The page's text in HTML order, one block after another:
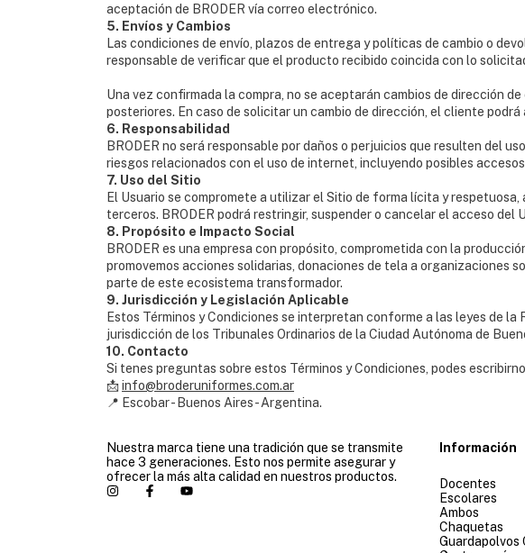
aceptación de BRODER vía correo electrónico.
5. Envíos y Cambios
Las condiciones de envío, plazos de entrega y políticas de cambio o
responsable de verificar que el producto recibido coincida con lo
Una vez confirmada la compra, no se aceptarán cambios de dirección
posteriores. En caso de solicitar un cambio de dirección, el cliente
6. Responsabilidad
BRODER no será responsable por daños o perjuicios que resulten del
riesgos relacionados con el uso de internet, incluyendo posibles
7. Uso del Sitio
El Usuario se compromete a utilizar el Sitio de forma lícita y
terceros. BRODER podrá restringir, suspender o cancelar el acceso del
8. Propósito e Impacto Social
BRODER es una empresa con propósito, comprometida con la
promovemos acciones solidarias, donaciones de tela a organizaciones
parte de este ecosistema transformador.
9. Jurisdicción y Legislación Aplicable
Estos Términos y Condiciones se interpretan conforme a las leyes de
jurisdicción de los Tribunales Ordinarios de la Ciudad Autónoma de
10. Contacto
Si tenes preguntas sobre estos Términos y Condiciones, podes
📩info@broderuniformes.com.ar
📍 Escobar - Buenos Aires - Argentina.
Nuestra marca tiene una tradición que se transmite
hace 3 generaciones. Esto nos permite asegurar y
ofrecer la más alta calidad en nuestros productos.
Información
Docentes
Escolares
Ambos
Chaquetas
Guardapolvos